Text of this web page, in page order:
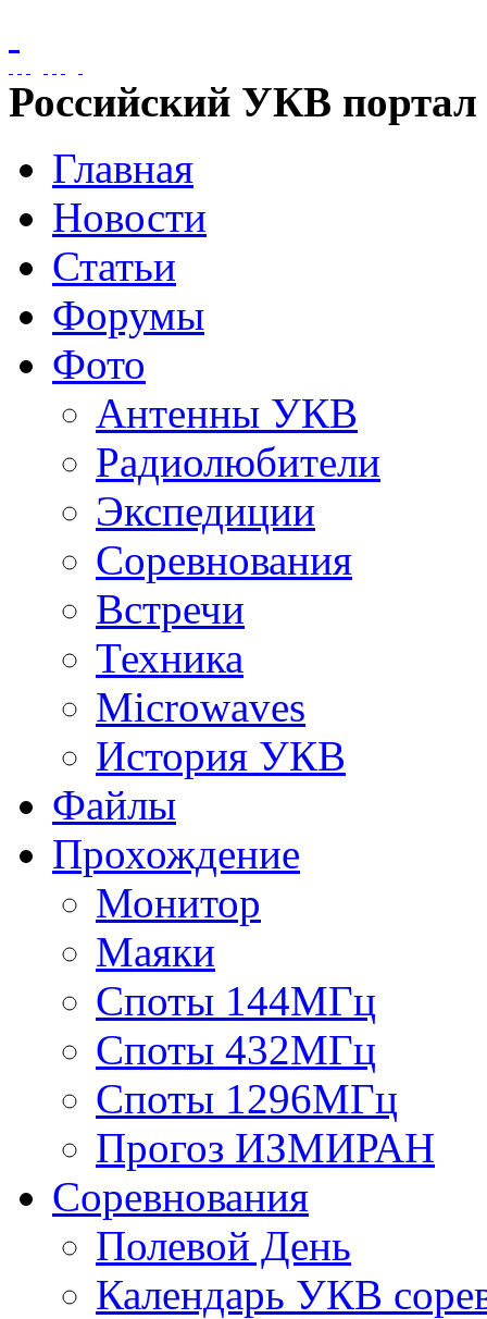
Российский УКВ портал
Главная
Новости
Статьи
Форумы
Фото
Антенны УКВ
Радиолюбители
Экспедиции
Соревнования
Встречи
Техника
Microwaves
История УКВ
Файлы
Прохождение
Монитор
Маяки
Споты 144МГц
Споты 432МГц
Споты 1296МГц
Прогоз ИЗМИРАН
Соревнования
Полевой День
Календарь УКВ